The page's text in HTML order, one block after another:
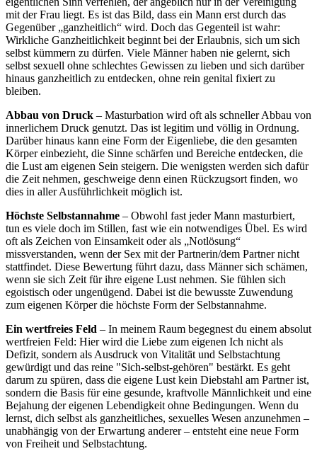
mit der Frau liegt. Es ist das Bild, dass ein Mann erst durch das
Gegenüber „ganzheitlich“ wird. Doch das Gegenteil ist wahr:
Wirkliche Ganzheitlichkeit beginnt bei der Erlaubnis, sich um sich
selbst kümmern zu dürfen. Viele Männer haben nie gelernt, sich
selbst sexuell ohne schlechtes Gewissen zu lieben und sich darüber
hinaus ganzheitlich zu entdecken, ohne rein genital fixiert zu
bleiben.
Abbau von Druck – Masturbation wird oft als schneller Abbau von
innerlichem Druck genutzt. Das ist legitim und völlig in Ordnung.
Darüber hinaus kann eine Form der Eigenliebe, die den gesamten
Körper einbezieht, die Sinne schärfen und Bereiche entdecken, die
die Lust am eigenen Sein steigern. Die wenigsten werden sich dafür
die Zeit nehmen, geschweige denn einen Rückzugsort finden, wo
dies in aller Ausführlichkeit möglich ist.
Höchste Selbstannahme – Obwohl fast jeder Mann masturbiert,
tun es viele doch im Stillen, fast wie ein notwendiges Übel. Es wird
oft als Zeichen von Einsamkeit oder als „Notlösung“
missverstanden, wenn der Sex mit der Partnerin/dem Partner nicht
stattfindet. Diese Bewertung führt dazu, dass Männer sich schämen,
wenn sie sich Zeit für ihre eigene Lust nehmen. Sie fühlen sich
egoistisch oder ungenügend. Dabei ist die bewusste Zuwendung
zum eigenen Körper die höchste Form der Selbstannahme.
Ein wertfreies Feld – In meinem Raum begegnest du einem absolut
wertfreien Feld: Hier wird die Liebe zum eigenen Ich nicht als
Defizit, sondern als Ausdruck von Vitalität und Selbstachtung
gewürdigt und das reine "Sich-selbst-gehören" bestärkt. Es geht
darum zu spüren, dass die eigene Lust kein Diebstahl am Partner ist,
sondern die Basis für eine gesunde, kraftvolle Männlichkeit und eine
Bejahung der eigenen Lebendigkeit ohne Bedingungen. Wenn du
lernst, dich selbst als ganzheitliches, sexuelles Wesen anzunehmen –
unabhängig von der Erwartung anderer – entsteht eine neue Form
von Freiheit und Selbstachtung.